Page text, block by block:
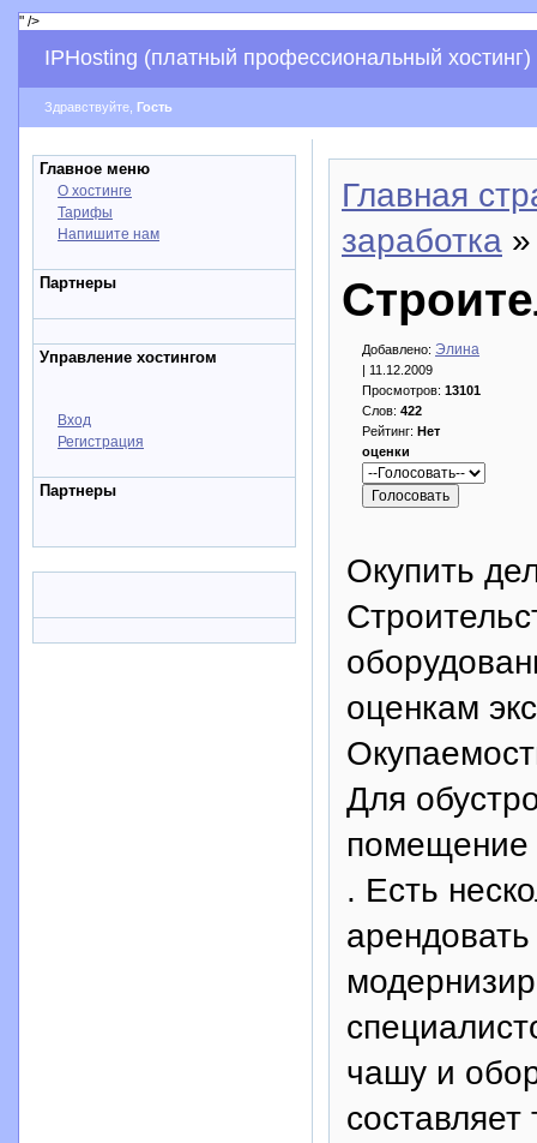
" />
IPHosting (платный профессиональный хостинг)
Здравствуйте, Гость
Главное меню
О хостинге
Тарифы
Напишите нам
Партнеры
Управление хостингом
Вход
Регистрация
Партнеры
Главная
заработка
Добавлено: Элина
| 11.12.2009
Просмотров: 13101
Слов: 422
Рейтинг: Нет
оценки
Окупить
оценкам
Для
. Есть
чашу и